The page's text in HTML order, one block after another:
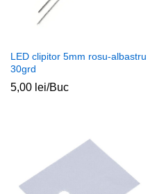
LED clipitor 5mm rosu-albastru
30grd
5,00 lei/Buc